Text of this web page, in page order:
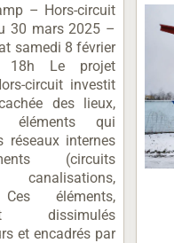
– Hors-circuit
30 mars 2025 –
samedi 8 février
Le projet
circuit investit
des lieux,
éléments qui
réseaux internes
(circuits
canalisations,
éléments,
dissimulés
et encadrés par